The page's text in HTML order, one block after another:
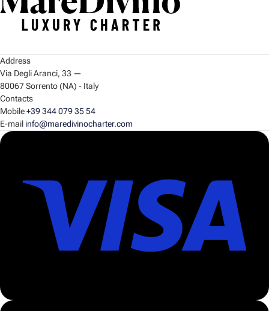
Address
Via Degli Aranci, 33 —
80067 Sorrento (NA) - Italy
Contacts
Mobile+39 344 079 35 54
E-mail info@maredivinocharter.com